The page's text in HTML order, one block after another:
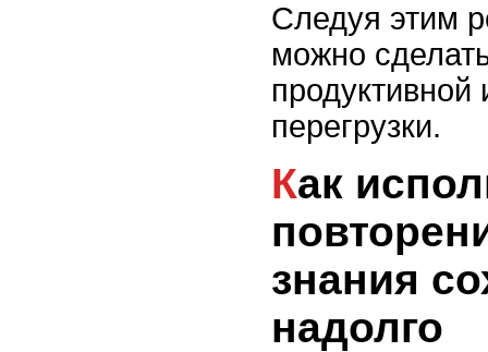
Следуя этим
можно
продуктивной
перегрузки.
Как использовать
знания
надолго